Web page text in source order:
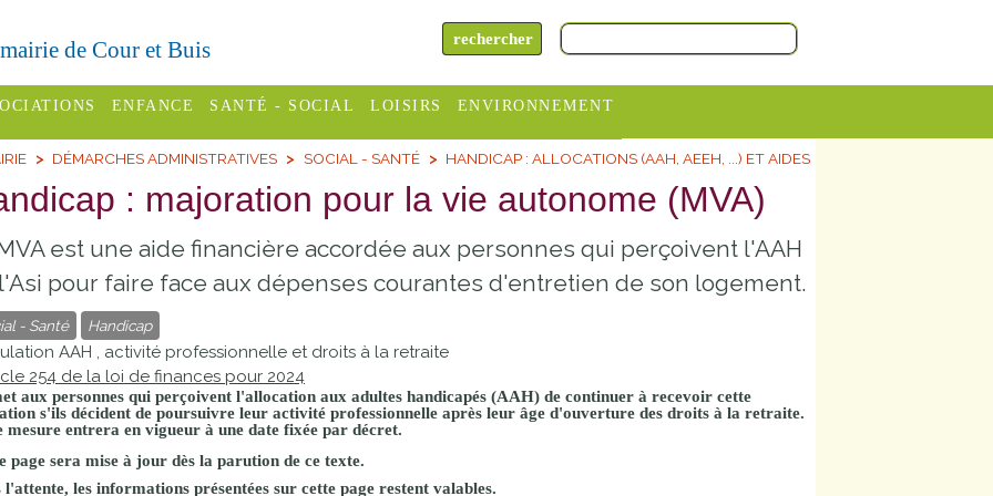
de Cour et Buis
des
Varèze
des
ENFANCE
Assistantes
maternelles
Relais
assistante
maternelle
Pôle petite
enfance
Etablissements
SANTÉ - SOCIAL
Centres
sociaux
ADMR
CCAS
Conseil
Départemental
Le SSIAD
des Trois
LOISIRS
Campings
Offices
Cinémas
Piscines
d'activité
ENVIRONNEMENT
Horaires
Déchèteries
Redevance
incitative
DÉMARCHES ADMINISTRATIVES SOCIAL - SANTÉ HANDICAP : ALLOCATIONS (AAH, AEEH, ...) ET AIDES
: majoration pour la vie autonome (MVA)
est une aide financière accordée aux personnes qui perçoivent l'AAH
pour faire face aux dépenses courantes d'entretien de son logement.
- Santé Handicap
AAH , activité professionnelle et droits à la retraite
254 de la loi de finances pour 2024
aux personnes qui perçoivent l'allocation aux adultes handicapés (AAH) de continuer à recevoir cette
s'ils décident de poursuivre leur activité professionnelle après leur âge d'ouverture des droits à la retraite.
mesure entrera en vigueur à une date fixée par décret.
page sera mise à jour dès la parution de ce texte.
l'attente, les informations présentées sur cette page restent valables.